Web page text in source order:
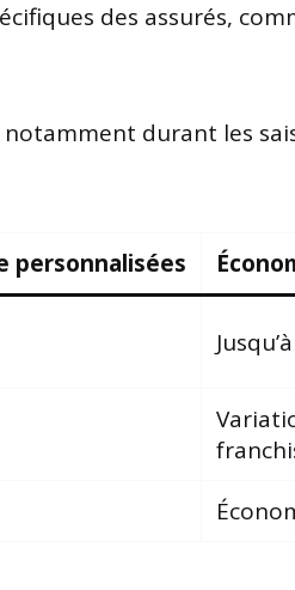
des assurés,
durant les
personnalisées